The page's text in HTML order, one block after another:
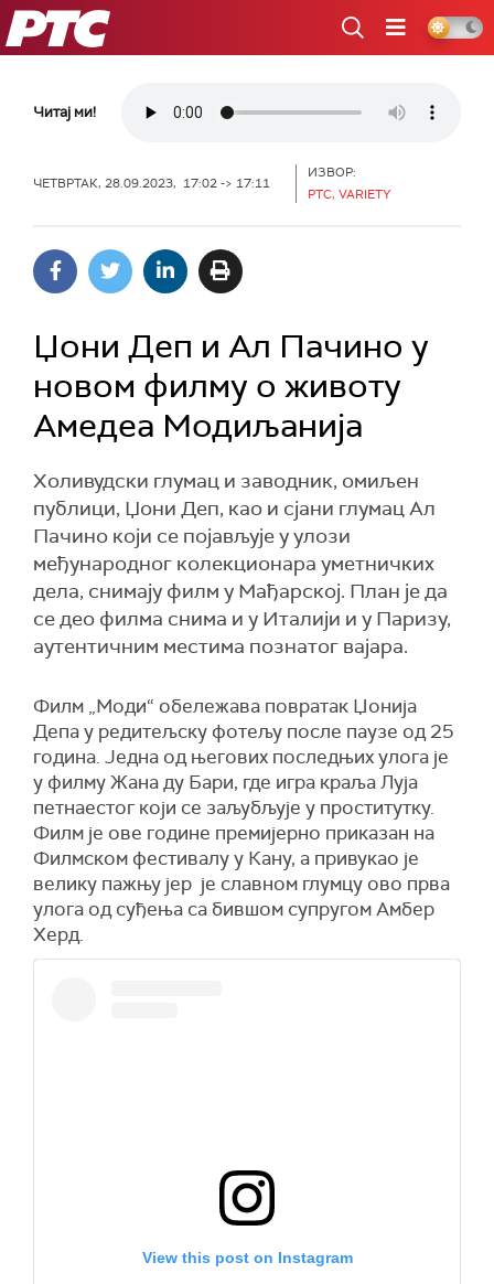
РТС
Читај ми!
ЧЕТВРТАК, 28.09.2023, 17:02 -> 17:11
ИЗВОР:
РТС, VARIETY
Џони Деп и Ал Пачино у
новом филму о животу
Амедеа Модиљанија
Холивудски глумац и заводник, омиљен
публици, Џони Деп, као и сјани глумац Ал
Пачино који се појављује у улози
међународног колекционара уметничких
дела, снимају филм у Мађарској. План је да
се део филма снима и у Италији и у Паризу,
аутентичним местима познатог вајара.
Филм „Моди“ обележава повратак Џонија
Депа у редитељску фотељу после паузе од 25
година. Једна од његових последњих улога је
у филму Жана ду Бари, где игра краља Луја
петнаестог који се заљубљује у проститутку.
Филм је ове године премијерно приказан на
Филмском фестивалу у Кану, а привукао је
велику пажњу јер је славном глумцу ово прва
улога од суђења са бившом супругом Амбер
Херд.
View this post on Instagram